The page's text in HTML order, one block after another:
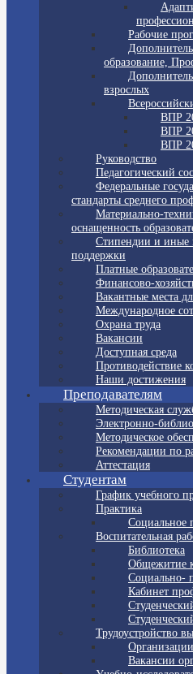
Рабочие
образование,
взрослых
ВПР
ВПР
ВПР
Руководство
Педагогический
Федеральные
стандарты среднего
Материально-
оснащенность
Стипендии и иные
поддержки
Платные
Финансово-
Вакантные места
Международное
Охрана труда
Вакансии
Доступная среда
Противодействие
Наши достижения
Преподавателям
Методическая
Электронно-
Методическое
Рекомендации по
Аттестация
Студентам
График учебного
Практика
Социальное
Воспитательная
Библиотека
Общежитие
Социально-
Кабинет
Трудоустройство
Вакансии